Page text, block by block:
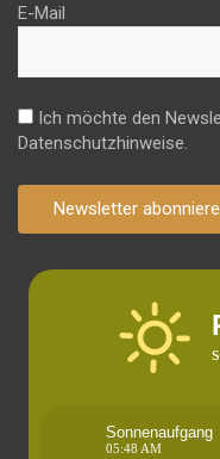
E-Mail
Ich möchte den
Datenschutzhinweise.
Newsletter
Sonnenaufgang
05:48 AM